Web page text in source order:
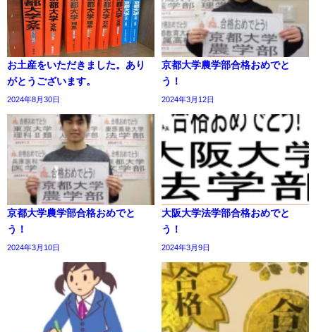
お土産をいただきました。あり
がとうございます。
2024年8月30日
京都大学農学部合格おめでと
う！
2024年3月12日
京都大学農学部合格おめでと
う！
2024年3月10日
大阪大学法学部合格おめでと
う！
2024年3月9日